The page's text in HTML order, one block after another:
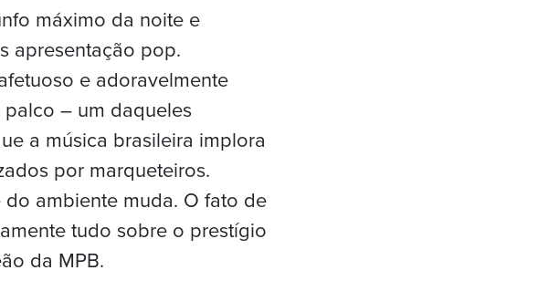
máximo da noite e
apresentação pop.
e adoravelmente
– um daqueles
a música brasileira implora
por marqueteiros.
ambiente muda. O fato de
tudo sobre o prestígio
da MPB.